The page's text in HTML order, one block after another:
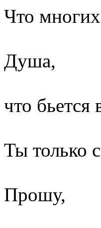
Что
Душа,
что бьется
Ты только
Прошу,